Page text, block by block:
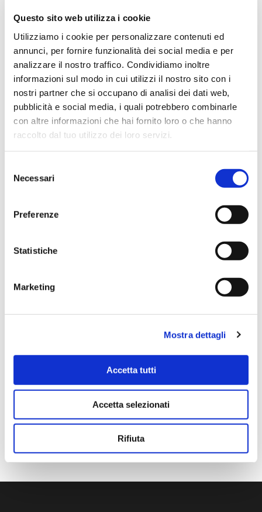
Questo sito web utilizza i cookie
Utilizziamo i cookie per personalizzare contenuti ed
annunci, per fornire funzionalità dei social media e per
analizzare il nostro traffico. Condividiamo inoltre
informazioni sul modo in cui utilizzi il nostro sito con i
nostri partner che si occupano di analisi dei dati web,
pubblicità e social media, i quali potrebbero combinarle
con altre informazioni che hai fornito loro o che hanno
raccolto dal tuo utilizzo dei loro servizi.
delNecessari
Preferenze
Statistiche
Marketing
Mostra dettagli
Accetta tutti
Accetta selezionati
Rifiuta
Ottima esperienza d’acquisto. Comunicazione
puntuale e cordiale, spedizione rapida e prodotti
effettivamente disponibili come indicato sul sito, senza
sorprese o ritardi. Servizio affidabile e professionale.
Negozio assolutamente consigliato, acqui..
4 mesi fa
Ho acquistato un Selmer Super Action 80 serie I da
Biasin e sono rimasto davvero super soddisfatto. Il sax
è arrivato in condizioni impeccabili, perfettamente
imballato e conforme alla descrizione. Il negozio si è
★★★★★
Volevo raccontarvi la nostra storia. Mia figlia studia con
Francesca Raimondi (La musica e Gioia) da diversi anni.
Abbiamo ordinato tutti i violini dalla ditta Denis Basin.
Mentre suonava, il ponticello si è rotto e questo ci ha